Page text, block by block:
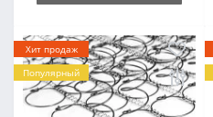
Хит продаж
Популярный